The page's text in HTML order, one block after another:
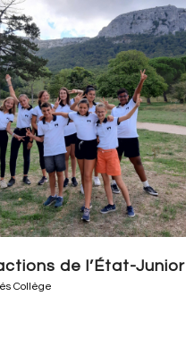
de l’État-Junior
Collège